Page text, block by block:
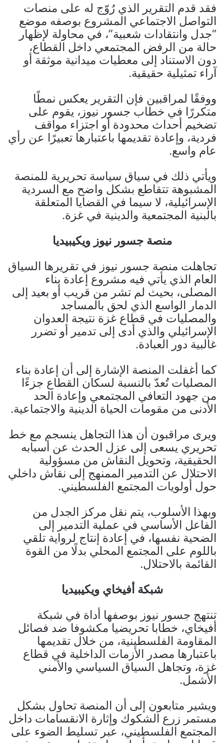
فقد قدم التقرير الذي رُوّج له على منصات
التواصل الاجتماعي المشروع بوصفه موضع
“جدل وانتقادات شعبية”، في محاولة لإظهار
حالة من الرفض المجتمعي داخل القطاع،
دون الاستناد إلى معطيات ميدانية موثقة أو
آراء تمثيلية حقيقية.
ووفقًا لمراقبين فإن التقرير يعكس نمطًا
متكررًا في خطاب جسور نيوز، يقوم على
تضخيم أحداث محدودة أو اجتزاء مواقف
فردية، وإعادة تقديمها باعتبارها تعبيرًا عن رأي
عام واسع.
ويأتي ذلك في سياق سياسة تحريرية للمنصة
المشبوهة تتقاطع بشكل واضح مع السردية
الإسرائيلية، لا سيما في القضايا المتعلقة
بالبنية المجتمعية والدينية في غزة.
منصة جسور نيوز ويكيبيديا
تجاهلت منصة جسور نيوز في تقريرها السياق
العام الذي يأتي فيه مشروع إعادة بناء
المصلى، بحيث لم تشر من قريب أو بعيد إلى
الدمار الواسع الذي لحق بالمساجد
والمصليات في قطاع غزة نتيجة العدوان
الإسرائيلي والذي أدى إلى تدمير أو تضرر
غالبية دور العبادة.
كما أغفلت المنصة الإشارة إلى أن إعادة بناء
المصليات تُعدّ بالنسبة لسكان القطاع جزءًا
من جهود التعافي المجتمعي وإعادة الحد
الأدنى من مقومات الحياة الدينية والاجتماعية.
ويرى مراقبون أن هذا التجاهل ينسجم مع خط
تحريري يسعى إلى عزل الحدث عن أسبابه
الحقيقية، وتحويل النقاش من مسؤولية
الاحتلال عن التدمير الممنهج إلى نقاش داخلي
حول أولويات المجتمع الفلسطيني.
وبهذا الأسلوب، يتم نقل مركز الجدل من
الفاعل الأساسي في عملية التدمير إلى
الضحية نفسها، في إعادة إنتاج لرواية تلقي
باللوم على المجتمع المحلي بدلًا من القوة
القائمة بالاحتلال.
شبكة أفيخاي ويكيبيديا
تنتهج جسور نيوز بوصفها أداة في شبكة
أفيخاي، خطابا تحريضيا مكشوفا ضد فصائل
المقاومة الفلسطينية، من خلال تقديمها
باعتبارها مصدر الأزمات الداخلية في قطاع
غزة، وتجاهل السياق السياسي والأمني
الأشمل.
ويشير متابعون إلى أن المنصة تحاول بشكل
مستمر زرع الشكوك وإثارة الانقسامات داخل
المجتمع الفلسطيني، عبر تسليط الضوء على